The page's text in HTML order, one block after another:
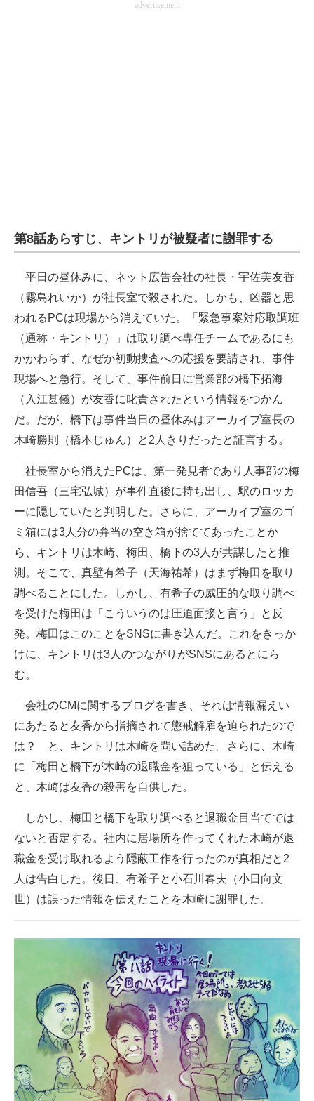
advertisement
第8話あらすじ、キントリが被疑者に謝罪する
平日の昼休みに、ネット広告会社の社長・宇佐美友香
（霧島れいか）が社長室で殺された。しかも、凶器と思
われるPCは現場から消えていた。「緊急事案対応取調班
（通称・キントリ）」は取り調べ専任チームであるにも
かかわらず、なぜか初動捜査への応援を要請され、事件
現場へと急行。そして、事件前日に営業部の橋下拓海
（入江甚儀）が友香に叱責されたという情報をつかん
だ。だが、橋下は事件当日の昼休みはアーカイブ室長の
木崎勝則（橋本じゅん）と2人きりだったと証言する。
社長室から消えたPCは、第一発見者であり人事部の梅
田信吾（三宅弘城）が事件直後に持ち出し、駅のロッカ
ーに隠していたと判明した。さらに、アーカイブ室のゴ
ミ箱には3人分の弁当の空き箱が捨ててあったことか
ら、キントリは木崎、梅田、橋下の3人が共謀したと推
測。そこで、真壁有希子（天海祐希）はまず梅田を取り
調べることにした。しかし、有希子の威圧的な取り調べ
を受けた梅田は「こういうのは圧迫面接と言う」と反
発。梅田はこのことをSNSに書き込んだ。これをきっか
けに、キントリは3人のつながりがSNSにあるとにら
む。
会社のCMに関するブログを書き、それは情報漏えい
にあたると友香から指摘されて懲戒解雇を迫られたので
は？ と、キントリは木崎を問い詰めた。さらに、木崎
に「梅田と橋下が木崎の退職金を狙っている」と伝える
と、木崎は友香の殺害を自供した。
しかし、梅田と橋下を取り調べると退職金目当てでは
ないと否定する。社内に居場所を作ってくれた木崎が退
職金を受け取れるよう隠蔽工作を行ったのが真相だと2
人は告白した。後日、有希子と小石川春夫（小日向文
世）は誤った情報を伝えたことを木崎に謝罪した。